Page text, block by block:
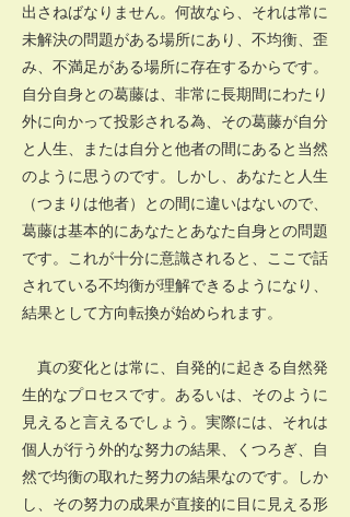
出さねばなりません。何故なら、それは常に
未解決の問題がある場所にあり、不均衡、歪
み、不満足がある場所に存在するからです。
自分自身との葛藤は、非常に長期間にわたり
外に向かって投影される為、その葛藤が自分
と人生、または自分と他者の間にあると当然
のように思うのです。しかし、あなたと人生
（つまりは他者）との間に違いはないので、
葛藤は基本的にあなたとあなた自身との問題
です。これが十分に意識されると、ここで話
されている不均衡が理解できるようになり、
結果として方向転換が始められます。
真の変化とは常に、自発的に起きる自然発
生的なプロセスです。あるいは、そのように
見えると言えるでしょう。実際には、それは
個人が行う外的な努力の結果、くつろぎ、自
然で均衡の取れた努力の結果なのです。しか
し、その努力の成果が直接的に目に見える形